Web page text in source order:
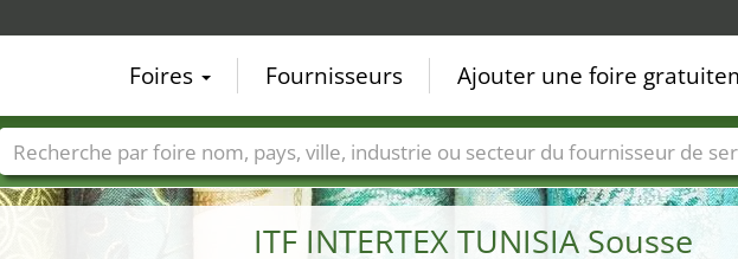
ITF INTERTEX TUNISIA Sousse
Foires Fournisseurs Ajouter une foire
Foire noms Pays Villes Secteurs de foire Secteurs du fournisseur de